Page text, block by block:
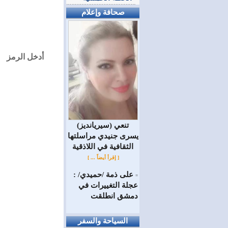
أدخل الرمز
صحافة وإعلام
(سيريانديز) تنعي
يسرى جنيدي مراسلتها
الثقافية في اللاذقية
[ إقرأ أيضاً ... ]
= على ذمة /حميدي/ :
عجلة التغييرات في
دمشق انطلقت
السياحة والسفر